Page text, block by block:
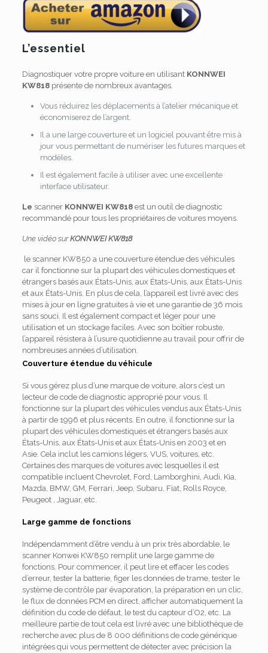
L’essentiel
Diagnostiquer votre propre voiture en utilisant KONNWEI
KW818présente de nombreux avantages.
Vous réduirez les déplacements à l’atelier mécanique et
économiserez de l’argent.
Il a une large couverture et un logiciel pouvant être mis à
jour vous permettant de numériser les futures marques et
modèles.
Il est également facile à utiliser avec une excellente
interface utilisateur.
Le scanner KONNWEI KW818est un outil de diagnostic
recommandé pour tous les propriétaires de voitures moyens.
Une vidéo surKONNWEI KW818
le scanner KW850 a une couverture étendue des véhicules
car il fonctionne sur la plupart des véhicules domestiques et
étrangers basés aux États-Unis, aux États-Unis, aux États-Unis
et aux États-Unis. En plus de cela, l’appareil est livré avec des
mises à jour en ligne gratuites à vie et une garantie de 36 mois
sans souci. Il est également compact et léger pour une
utilisation et un stockage faciles. Avec son boîtier robuste,
l’appareil résistera à l’usure quotidienne au travail pour offrir de
nombreuses années d’utilisation.
Couverture étendue du véhicule
Si vous gérez plus d’une marque de voiture, alors c’est un
lecteur de code de diagnostic approprié pour vous. Il
fonctionne sur la plupart des véhicules vendus aux États-Unis
à partir de 1996 et plus récents. En outre, il fonctionne sur la
plupart des véhicules domestiques et étrangers basés aux
États-Unis, aux États-Unis et aux États-Unis en 2003 et en
Asie. Cela inclut les camions légers, VUS, voitures, etc.
Certaines des marques de voitures avec lesquelles il est
compatible incluent Chevrolet, Ford, Lamborghini, Audi, Kia,
Mazda, BMW, GM, Ferrari, Jeep, Subaru, Fiat, Rolls Royce,
Peugeot , Jaguar, etc.
Large gamme de fonctions
Indépendamment d’être vendu à un prix très abordable, le
scanner Konwei KW850 remplit une large gamme de
fonctions. Pour commencer, il peut lire et effacer les codes
d’erreur, tester la batterie, figer les données de trame, tester le
système de contrôle par évaporation, la préparation en un clic,
le flux de données PCM en direct, afficher automatiquement la
définition du code de défaut, le test du capteur d’O2, etc. La
meilleure partie de tout cela est livré avec une bibliothèque de
recherche avec plus de 8 000 définitions de code générique
intégrées qui vous permettent de détecter avec précision la